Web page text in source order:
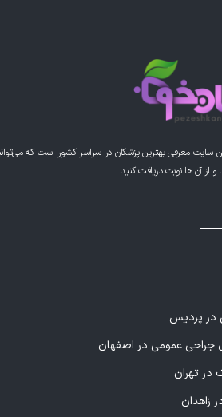
سایت معرفی بهترین پزشکان در سراسر کشور است که
آن ها نوبت دریافت کنید
در پردیس
عمومی در اصفهان
در تهران
زاهدان